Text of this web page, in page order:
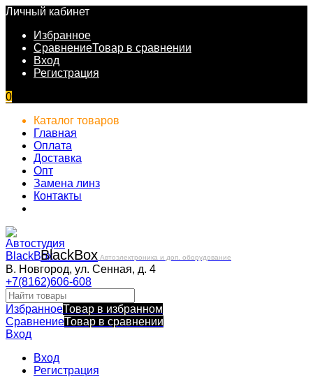
Личный кабинет
Избранное
СравнениеТовар в сравнении
Вход
Регистрация
0
Каталог товаров
Главная
Оплата
Доставка
Опт
Замена линз
Контакты
BlackBox Автоэлектроника и доп. оборудование
В. Новгород, ул. Сенная, д. 4
+7(8162)606-608
ИзбранноеТовар в избранном
СравнениеТовар в сравнении
Вход
Вход
Регистрация